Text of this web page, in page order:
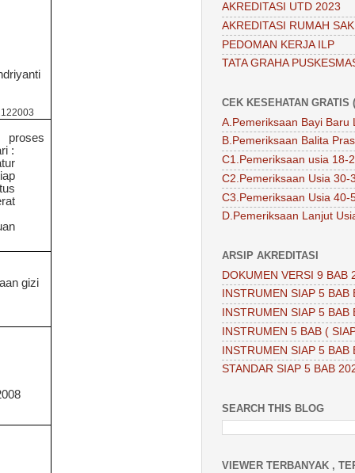
proses
:
gizi
AKREDITASI UTD 2023
AKREDITASI RUMAH
PEDOMAN KERJA ILP
TATA GRAHA
CEK KESEHATAN GRATIS
A.Pemeriksaan Bayi Baru
B.Pemeriksaan Balita
C1.Pemeriksaan usia 18-
C2.Pemeriksaan Usia 30-
C3.Pemeriksaan Usia 40-
D.Pemeriksaan Lanjut
ARSIP AKREDITASI
DOKUMEN VERSI 9 BAB
INSTRUMEN SIAP 5 BAB
INSTRUMEN SIAP 5 BAB
INSTRUMEN 5 BAB (
INSTRUMEN SIAP 5 BAB
STANDAR SIAP 5 BAB
SEARCH THIS BLOG
VIEWER TERBANYAK ,